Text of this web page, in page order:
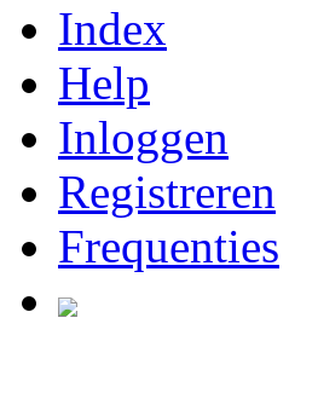
Index
Help
Inloggen
Registreren
Frequenties